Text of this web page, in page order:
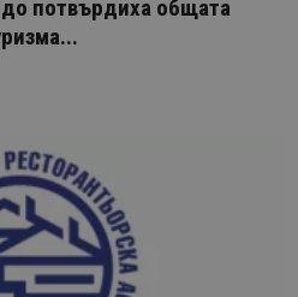
потвърдиха общата